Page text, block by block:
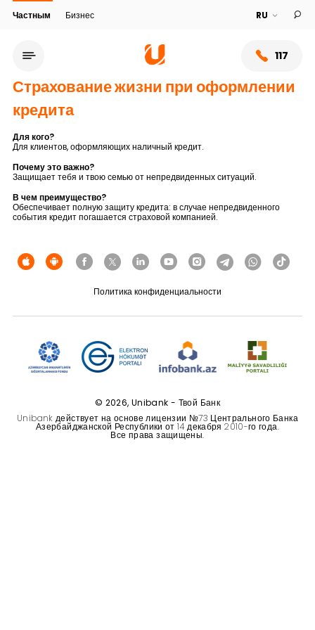
Частным Бизнес
117
Сеть обслуживания
О банке
Кешбэк
Тарифы
Кадровые ресурсы
Страхование жизни при оформлении
кредита
Для кого?
Для клиентов, оформляющих наличный кредит.
Почему это важно?
Защищает тебя и твою семью от непредвиденных ситуаций.
В чем преимущество?
Обеспечивает полную защиту кредита: в случае непредвиденного
события кредит погашается страховой компанией.
Политика конфиденциальности
© 2026, Unibank - Твой Банк
Unibank действует на основе лицензии №73 Центрального Банка
Азербайджанской Республики от 14 декабря 2010-го года.
Все права защищены.